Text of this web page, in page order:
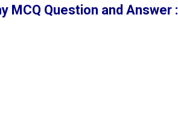
MCQ Question and Answer :